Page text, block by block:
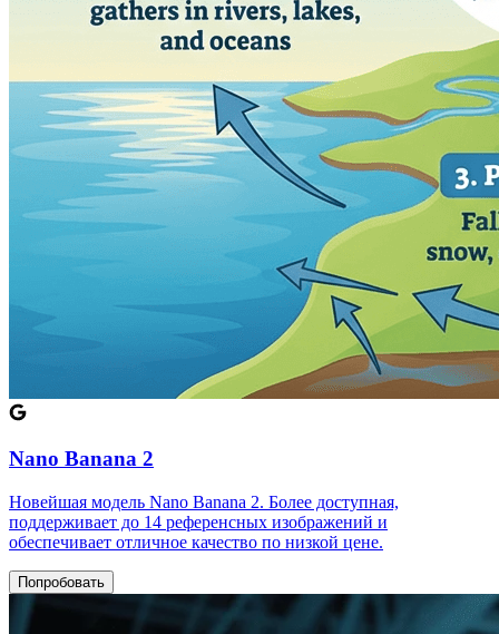
Nano Banana 2
Новейшая модель Nano Banana 2. Более доступная,
поддерживает до 14 референсных изображений и
обеспечивает отличное качество по низкой цене.
Попробовать